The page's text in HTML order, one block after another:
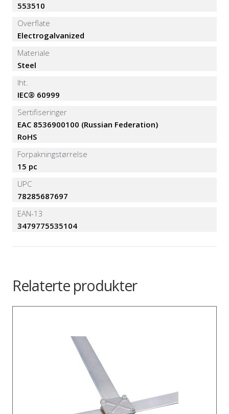
553510
Overflate
Electrogalvanized
Materiale
Steel
Iht.
IEC® 60999
Sertifiseringer
EAC 8536900100 (Russian Federation)
RoHS
Forpakningstørrelse
15 pc
UPC
78285687697
EAN-13
3479775535104
Relaterte produkter